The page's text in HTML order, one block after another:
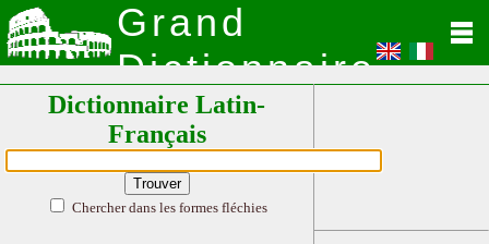
Grand
Dictionnaire
Latin
Dictionnaire Latin-
Français
Chercher dans les formes fléchies